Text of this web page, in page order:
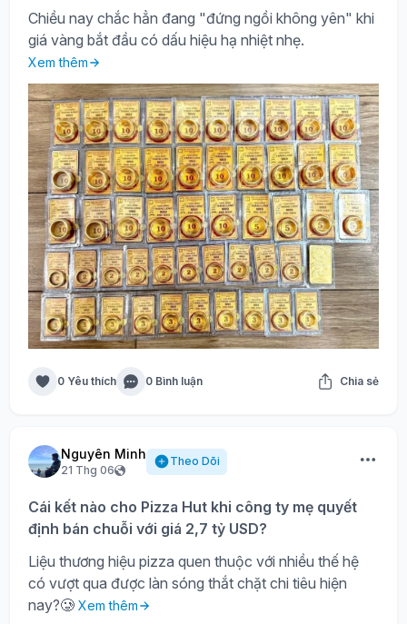
Chiều nay chắc hẳn đang "đứng ngồi không yên" khi
giá vàng bắt đầu có dấu hiệu hạ nhiệt nhẹ.
Xem thêm
0 Yêu thích 0 Bình luận Chia sẻ
Nguyên Minh
21 Thg 06
Theo Dõi
Cái kết nào cho Pizza Hut khi công ty mẹ quyết
định bán chuỗi với giá 2,7 tỷ USD?
Liệu thương hiệu pizza quen thuộc với nhiều thế hệ
có vượt qua được làn sóng thắt chặt chi tiêu hiện
nay?🥲 Xem thêm